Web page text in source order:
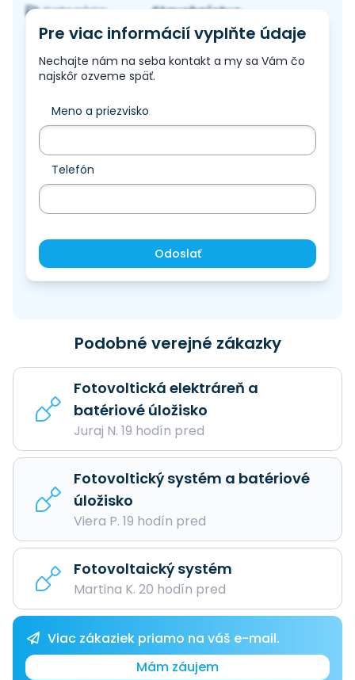
Kategória:
Stavebníctvo
Pre viac informácií vyplňte údaje
Nechajte nám na seba kontakt a my sa Vám čo
najskôr ozveme späť.
Meno a priezvisko
Telefón
Odoslať
Podobné verejné zákazky
Fotovoltická elektráreň a
batériové úložisko
Juraj N. 19 hodín pred
Fotovoltický systém a batériové
úložisko
Viera P. 19 hodín pred
Fotovoltaický systém
Martina K. 20 hodín pred
Viac zákaziek priamo na váš e-mail.
Mám záujem